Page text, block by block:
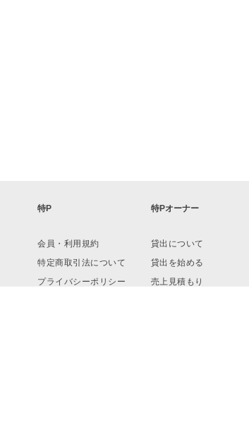
特P
会員・利用規約
特定商取引法について
プライバシーポリシー
特Pオーナー
貸出について
貸出を始める
売上見積もり